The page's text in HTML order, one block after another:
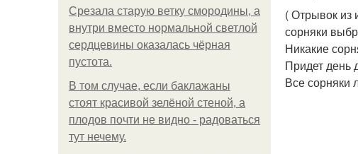
Срезала старую ветку смородины, а
внутри вместо нормальной светлой
сердцевины оказалась чёрная
пустота.
В том случае, если баклажаны
стоят красивой зелёной стеной, а
плодов почти не видно - радоваться
тут нечему.
( Отрывок из
сорняки
Никакие
Придет день
Все сорняки